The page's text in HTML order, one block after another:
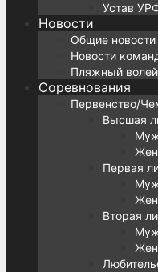
Устав
Новости
Общие новости
Новости
Пляжный
Соревнования
Первенство/
Высшая
Первая
Вторая